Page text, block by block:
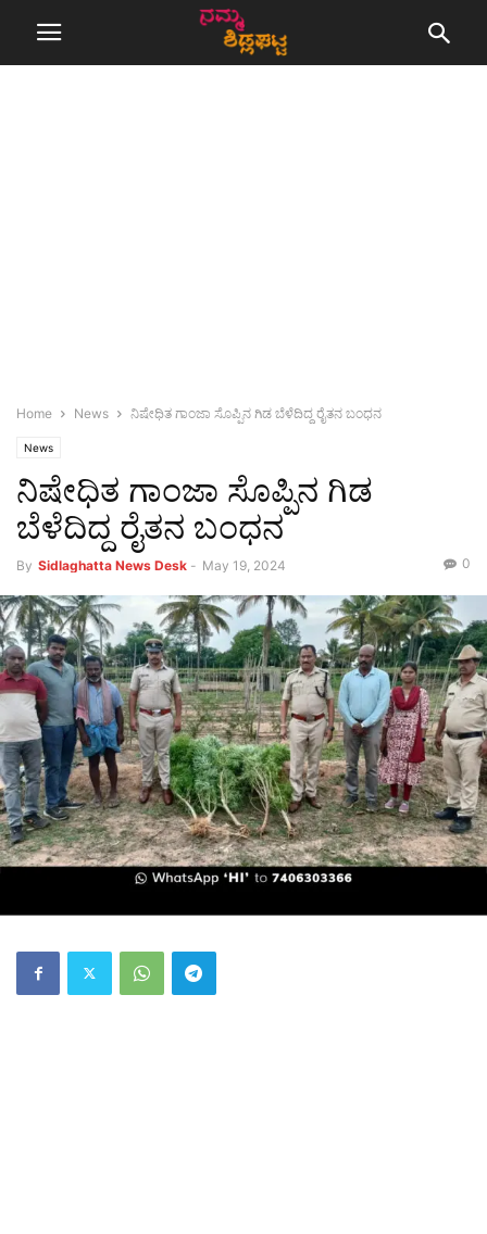
Home News ನಿಷೇಧಿತ ಗಾಂಜಾ ಸೊಪ್ಪಿನ ಗಿಡ ಬೆಳೆದಿದ್ದ ರೈತನ ಬಂಧನ
News
ನಿಷೇಧಿತ ಗಾಂಜಾ ಸೊಪ್ಪಿನ ಗಿಡ
ಬೆಳೆದಿದ್ದ ರೈತನ ಬಂಧನ
By Sidlaghatta News Desk - May 19, 2024 0